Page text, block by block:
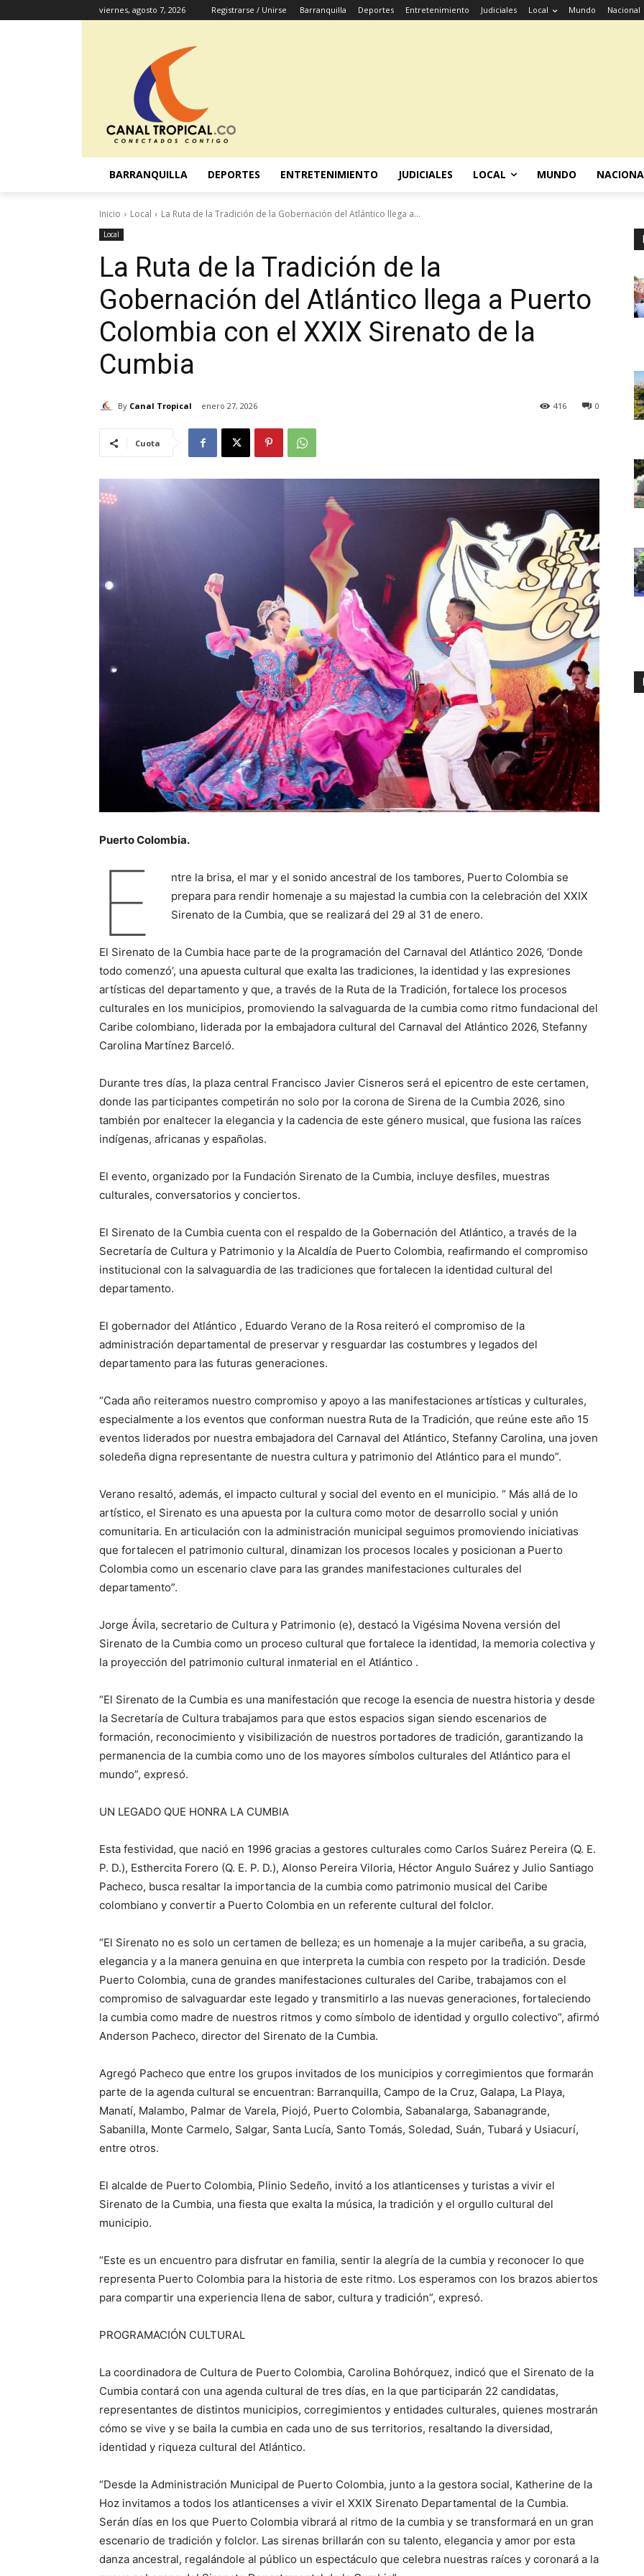
viernes, agosto 7, 2026 Registrarse / Unirse Barranquilla Deportes Entretenimiento Judiciales Local Mundo Nacional
BARRANQUILLA DEPORTES ENTRETENIMIENTO JUDICIALES LOCAL MUNDO
Inicio Local La Ruta de la Tradición de la Gobernación del Atlántico llega a...
Local
La Ruta de la Tradición de la
Gobernación del Atlántico llega a Puerto
Colombia con el XXIX Sirenato de la
Cumbia
By Canal Tropical enero 27, 2026 0
416
Cuota
Puerto Colombia.
E
ntre la brisa, el mar y el sonido ancestral de los tambores, Puerto Colombia se
prepara para rendir homenaje a su majestad la cumbia con la celebración del XXIX
Sirenato de la Cumbia, que se realizará del 29 al 31 de enero.
El Sirenato de la Cumbia hace parte de la programación del Carnaval del Atlántico 2026, ‘Donde
todo comenzó’, una apuesta cultural que exalta las tradiciones, la identidad y las expresiones
artísticas del departamento y que, a través de la Ruta de la Tradición, fortalece los procesos
culturales en los municipios, promoviendo la salvaguarda de la cumbia como ritmo fundacional del
Caribe colombiano, liderada por la embajadora cultural del Carnaval del Atlántico 2026, Stefanny
Carolina Martínez Barceló.
Durante tres días, la plaza central Francisco Javier Cisneros será el epicentro de este certamen,
donde las participantes competirán no solo por la corona de Sirena de la Cumbia 2026, sino
también por enaltecer la elegancia y la cadencia de este género musical, que fusiona las raíces
indígenas, africanas y españolas.
El evento, organizado por la Fundación Sirenato de la Cumbia, incluye desfiles, muestras
culturales, conversatorios y conciertos.
El Sirenato de la Cumbia cuenta con el respaldo de la Gobernación del Atlántico, a través de la
Secretaría de Cultura y Patrimonio y la Alcaldía de Puerto Colombia, reafirmando el compromiso
institucional con la salvaguardia de las tradiciones que fortalecen la identidad cultural del
departamento.
El gobernador del Atlántico , Eduardo Verano de la Rosa reiteró el compromiso de la
administración departamental de preservar y resguardar las costumbres y legados del
departamento para las futuras generaciones.
“Cada año reiteramos nuestro compromiso y apoyo a las manifestaciones artísticas y culturales,
especialmente a los eventos que conforman nuestra Ruta de la Tradición, que reúne este año 15
eventos liderados por nuestra embajadora del Carnaval del Atlántico, Stefanny Carolina, una joven
soledeña digna representante de nuestra cultura y patrimonio del Atlántico para el mundo”.
Verano resaltó, además, el impacto cultural y social del evento en el municipio. “ Más allá de lo
artístico, el Sirenato es una apuesta por la cultura como motor de desarrollo social y unión
comunitaria. En articulación con la administración municipal seguimos promoviendo iniciativas
que fortalecen el patrimonio cultural, dinamizan los procesos locales y posicionan a Puerto
Colombia como un escenario clave para las grandes manifestaciones culturales del
departamento”.
Jorge Ávila, secretario de Cultura y Patrimonio (e), destacó la Vigésima Novena versión del
Sirenato de la Cumbia como un proceso cultural que fortalece la identidad, la memoria colectiva y
la proyección del patrimonio cultural inmaterial en el Atlántico .
“El Sirenato de la Cumbia es una manifestación que recoge la esencia de nuestra historia y desde
la Secretaría de Cultura trabajamos para que estos espacios sigan siendo escenarios de
formación, reconocimiento y visibilización de nuestros portadores de tradición, garantizando la
permanencia de la cumbia como uno de los mayores símbolos culturales del Atlántico para el
mundo”, expresó.
UN LEGADO QUE HONRA LA CUMBIA
Esta festividad, que nació en 1996 gracias a gestores culturales como Carlos Suárez Pereira (Q. E.
P. D.), Esthercita Forero (Q. E. P. D.), Alonso Pereira Viloria, Héctor Angulo Suárez y Julio Santiago
Pacheco, busca resaltar la importancia de la cumbia como patrimonio musical del Caribe
colombiano y convertir a Puerto Colombia en un referente cultural del folclor.
“El Sirenato no es solo un certamen de belleza; es un homenaje a la mujer caribeña, a su gracia,
elegancia y a la manera genuina en que interpreta la cumbia con respeto por la tradición. Desde
Puerto Colombia, cuna de grandes manifestaciones culturales del Caribe, trabajamos con el
compromiso de salvaguardar este legado y transmitirlo a las nuevas generaciones, fortaleciendo
la cumbia como madre de nuestros ritmos y como símbolo de identidad y orgullo colectivo”, afirmó
Anderson Pacheco, director del Sirenato de la Cumbia.
Agregó Pacheco que entre los grupos invitados de los municipios y corregimientos que formarán
parte de la agenda cultural se encuentran: Barranquilla, Campo de la Cruz, Galapa, La Playa,
Manatí, Malambo, Palmar de Varela, Piojó, Puerto Colombia, Sabanalarga, Sabanagrande,
Sabanilla, Monte Carmelo, Salgar, Santa Lucía, Santo Tomás, Soledad, Suán, Tubará y Usiacurí,
entre otros.
El alcalde de Puerto Colombia, Plinio Sedeño, invitó a los atlanticenses y turistas a vivir el
Sirenato de la Cumbia, una fiesta que exalta la música, la tradición y el orgullo cultural del
municipio.
“Este es un encuentro para disfrutar en familia, sentir la alegría de la cumbia y reconocer lo que
representa Puerto Colombia para la historia de este ritmo. Los esperamos con los brazos abiertos
para compartir una experiencia llena de sabor, cultura y tradición”, expresó.
PROGRAMACIÓN CULTURAL
La coordinadora de Cultura de Puerto Colombia, Carolina Bohórquez, indicó que el Sirenato de la
Cumbia contará con una agenda cultural de tres días, en la que participarán 22 candidatas,
representantes de distintos municipios, corregimientos y entidades culturales, quienes mostrarán
cómo se vive y se baila la cumbia en cada uno de sus territorios, resaltando la diversidad,
identidad y riqueza cultural del Atlántico.
“Desde la Administración Municipal de Puerto Colombia, junto a la gestora social, Katherine de la
Hoz invitamos a todos los atlanticenses a vivir el XXIX Sirenato Departamental de la Cumbia.
Serán días en los que Puerto Colombia vibrará al ritmo de la cumbia y se transformará en un gran
escenario de tradición y folclor. Las sirenas brillarán con su talento, elegancia y amor por esta
danza ancestral, regalándole al público un espectáculo que celebra nuestras raíces y coronará a la